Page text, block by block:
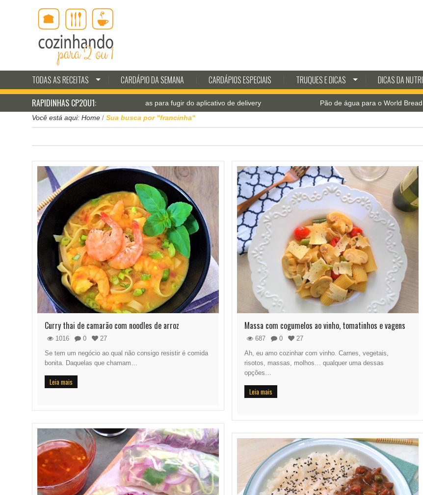
TODAS AS RECEITAS CARDÁPIO DA SEMANA CARDÁPIOS ESPECIAIS TRUQUES E DICAS DICAS DA NUTRI
RAPIDINHAS CP2OU1:
Jantar pá-pum: receitas para fugir do aplicativo de delivery Pão de água para o World Bread Day 2021
Você está aqui: Home / Sua busca por "francinha"
Curry thai de camarão com noodles de arroz
1016 0
27
Se tem um negócio ao qual não consigo resistir é comida
bonita. Daquelas que chamam…
Leia mais
Massa com cogumelos ao vinho, tomatinhos e vagens
687 0
27
Ah, eu amo cozinhar com vinho. Carnes, vegetais,
risotos, massas, molhos… qualquer uma dessas
opções…
Leia mais